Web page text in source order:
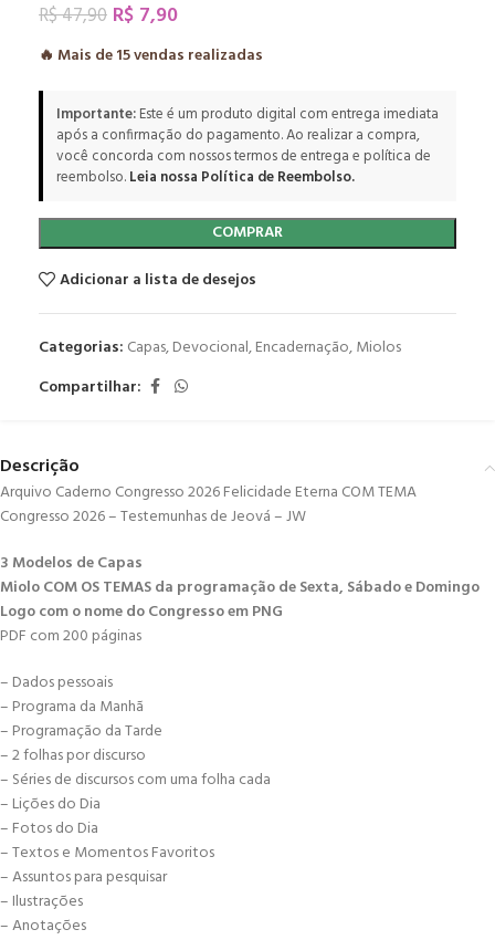
R$47,90 R$ 7,90
🔥 Mais de15vendas realizadas
Importante:Este é um produto digital com entrega imediata
após a confirmação do pagamento. Ao realizar a compra,
você concorda com nossos termos de entrega e política de
reembolso.Leia nossa Política de Reembolso.
COMPRAR
Adicionar a lista de desejos
Categorias: Capas,Devocional,Encadernação,Miolos
Compartilhar:
Descrição
Arquivo Caderno Congresso 2026 Felicidade Eterna COM TEMA
Congresso 2026 – Testemunhas de Jeová – JW
3 Modelos de Capas
Miolo COM OS TEMAS da programação de Sexta, Sábado e Domingo
Logo com o nome do Congresso em PNG
PDF com 200 páginas
– Dados pessoais
– Programa da Manhã
– Programação da Tarde
– 2 folhas por discurso
– Séries de discursos com uma folha cada
– Lições do Dia
– Fotos do Dia
– Textos e Momentos Favoritos
– Assuntos para pesquisar
– Ilustrações
– Anotações